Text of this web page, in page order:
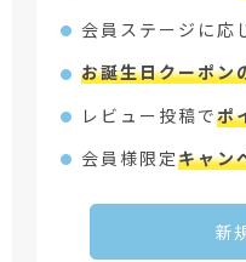
会員ステージに応
お誕生日クーポン
レビュー投稿でポ
会員様限定キャン
新